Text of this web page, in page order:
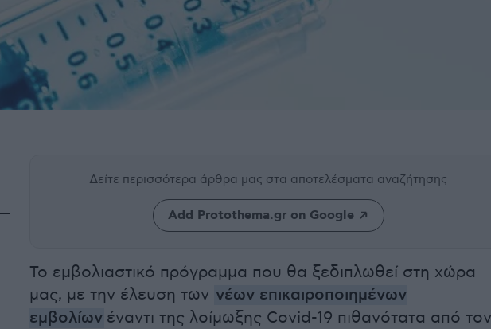
Δείτε περισσότερα άρθρα μας στα αποτελέσματα αναζήτησης
Add Protothema.gr on Google
Το εμβολιαστικό πρόγραμμα που θα ξεδιπλωθεί στη χώρα
μας, με την έλευση των νέων επικαιροποιημένων
εμβολίων έναντι της λοίμωξης Covid-19 πιθανότατα από τον